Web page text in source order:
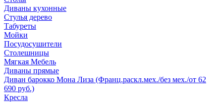
Диваны кухонные
Стулья дерево
Табуреты
Мойки
Посудосушители
Столешницы
Мягкая Мебель
Диваны прямые
Диван барокко Мона Лиза (Франц.раскл.мех./без мех./от 62
690 руб.)
Кресла